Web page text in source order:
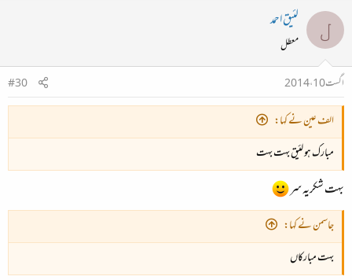
ل لئیق احمد
معطل
اگست 10، 2014
#30
الف عین نے کہا:
مبارک ہو لئیق بہت بہت
بہت شکریہ سر
جاسمن نے کہا:
بہت مبارکاں